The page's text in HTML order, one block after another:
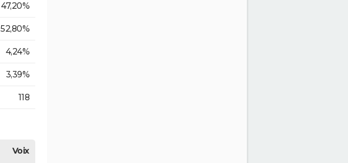
47,20%
52,80%
4,24%
3,39%
118
Voix